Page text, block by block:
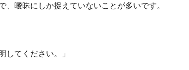
曖昧にしか捉えていないことが多いです。
してください。」